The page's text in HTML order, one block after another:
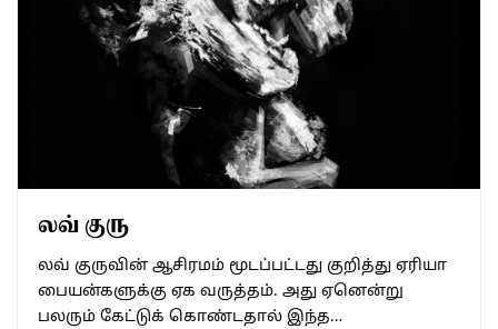
லவ் குரு
லவ் குருவின் ஆசிரமம் மூடப்பட்டது குறித்து ஏரியா
பையன்களுக்கு ஏக வருத்தம். அது ஏனென்று
பலரும் கேட்டுக் கொண்டதால் இந்த…